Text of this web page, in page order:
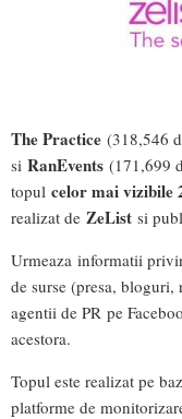
The Practice (318,546
si RanEvents (171,699
topul celor mai vizibile
realizat de ZeList si
Urmeaza informatii
de surse (presa, bloguri,
agentii de PR pe
acestora.
Topul este realizat pe
platforme de